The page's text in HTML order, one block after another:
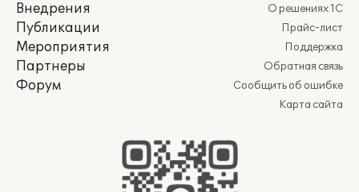
Внедрения
Публикации
Мероприятия
Партнеры
Форум
О решениях 1С
Прайс-лист
Поддержка
Обратная связь
Сообщить об ошибке
Карта сайта